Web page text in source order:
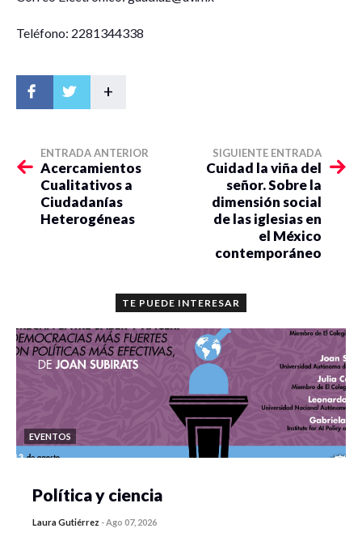
Teléfono: 2281344338
+
ENTRADA ANTERIOR
Acercamientos
Cualitativos a
Ciudadanías
Heterogéneas
SIGUIENTE ENTRADA
Cuidad la viña del
señor. Sobre la
dimensión social
de las iglesias en
el México
contemporáneo
TE PUEDE INTERESAR
EVENTOS
Política y ciencia
Laura Gutiérrez -Ago 07, 2026